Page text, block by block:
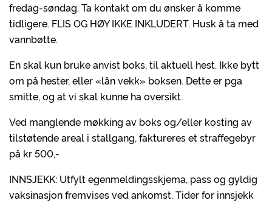
fredag-søndag. Ta kontakt om du ønsker å komme
tidligere. FLIS OG HØY IKKE INKLUDERT. Husk å ta med
vannbøtte.
En skal kun bruke anvist boks, til aktuell hest. Ikke bytt
om på hester, eller «lån vekk» boksen. Dette er pga
smitte, og at vi skal kunne ha oversikt.
Ved manglende møkking av boks og/eller kosting av
tilstøtende areal i stallgang, faktureres et straffegebyr
på kr 500,-
INNSJEKK: Utfylt egenmeldingsskjema, pass og gyldig
vaksinasjon fremvises ved ankomst. Tider for innsjekk